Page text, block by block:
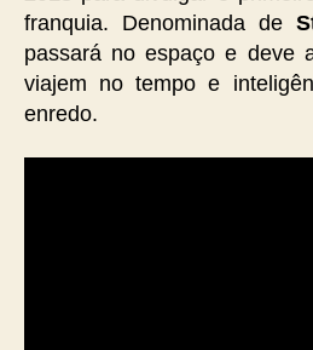
franquia. Denominada de
passará no espaço e deve
viajem no tempo e
enredo.